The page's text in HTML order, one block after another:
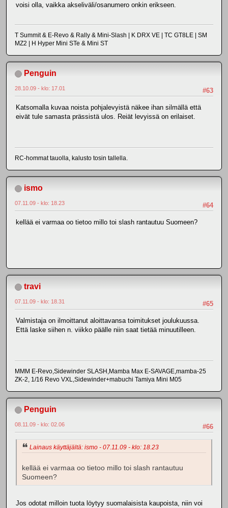
voisi olla, vaikka akseliväli/osanumero onkin erikseen.
T Summit & E-Revo & Rally & Mini-Slash | K DRX VE | TC GT8LE | SM
MZ2 | H Hyper Mini STe & Mini ST
Penguin
#63
28.10.09 - klo: 17.01
Katsomalla kuvaa noista pohjalevyistä näkee ihan silmällä että
eivät tule samasta prässistä ulos. Reiät levyissä on erilaiset.
RC-hommat tauolla, kalusto tosin tallella.
ismo
#64
07.11.09 - klo: 18.23
kellää ei varmaa oo tietoo millo toi slash rantautuu Suomeen?
travi
#65
07.11.09 - klo: 18.31
Valmistaja on ilmoittanut aloittavansa toimitukset joulukuussa.
Että laske siihen n. viikko päälle niin saat tietää minuutilleen.
MMM E-Revo,Sidewinder SLASH,Mamba Max E-SAVAGE,mamba-25
ZK-2, 1/16 Revo VXL,Sidewinder+mabuchi Tamiya Mini M05
Penguin
#66
08.11.09 - klo: 02.06
Lainaus käyttäjältä: ismo - 07.11.09 - klo: 18.23
kellää ei varmaa oo tietoo millo toi slash rantautuu
Suomeen?
Jos odotat milloin tuota löytyy suomalaisista kaupoista, niin voi